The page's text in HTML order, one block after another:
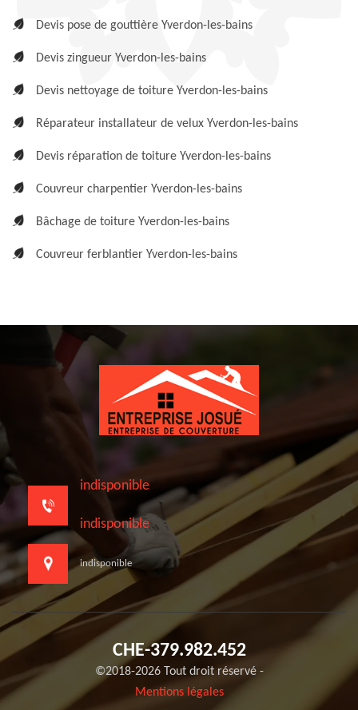
Devis pose de gouttière Yverdon-les-bains
Devis zingueur Yverdon-les-bains
Devis nettoyage de toiture Yverdon-les-bains
Réparateur installateur de velux Yverdon-les-bains
Devis réparation de toiture Yverdon-les-bains
Couvreur charpentier Yverdon-les-bains
Bâchage de toiture Yverdon-les-bains
Couvreur ferblantier Yverdon-les-bains
indisponible
indisponible
indisponible
CHE-379.982.452
©2018-2026 Tout droit réservé -
Mentions légales